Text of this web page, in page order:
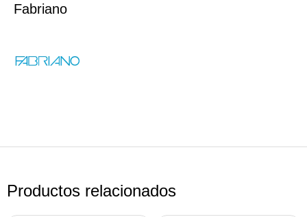
Fabriano
Productos relacionados